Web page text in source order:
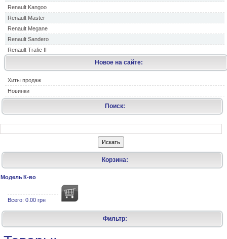
Renault Kangoo
Renault Master
Renault Megane
Renault Sandero
Renault Trafic II
Новое на сайте:
Хиты продаж
Новинки
Поиск:
Корзина:
Модель К-во
Всего: 0.00 грн
Фильтр: